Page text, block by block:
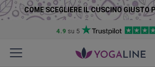
COME SCEGLIERE IL CUSCINO GIUSTO
4.9 su 5
al